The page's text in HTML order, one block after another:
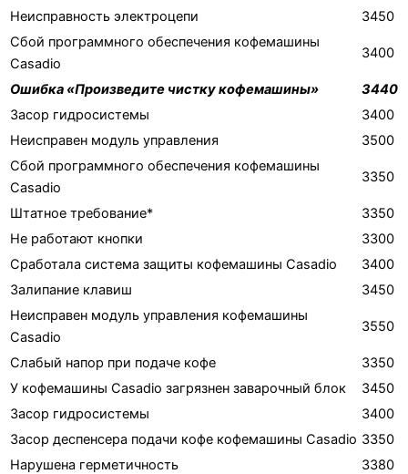
Неисправность электроцепи
3450
Сбой программного обеспечения кофемашины
Casadio
3400
Ошибка «Произведите чистку кофемашины»
3440
Засор гидросистемы
3400
Неисправен модуль управления
3500
Сбой программного обеспечения кофемашины
Casadio
3350
Штатное требование*
3350
Не работают кнопки
3300
Сработала система защиты кофемашины Casadio
3400
Залипание клавиш
3450
Неисправен модуль управления кофемашины
Casadio
3550
Слабый напор при подаче кофе
3350
У кофемашины Casadio загрязнен заварочный блок
3450
Засор гидросистемы
3400
Засор деспенсера подачи кофе кофемашины Casadio 3350
Нарушена герметичность
3380